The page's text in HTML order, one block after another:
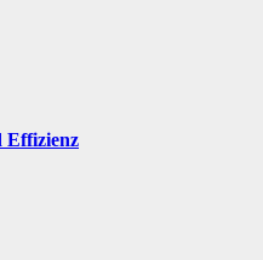
Effizienz